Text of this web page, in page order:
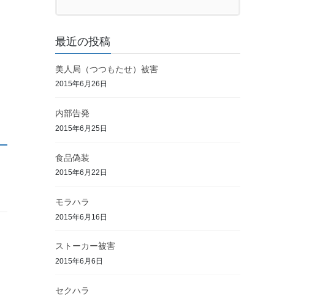
最近の投稿
美人局（つつもたせ）被害
2015年6月26日
内部告発
2015年6月25日
食品偽装
2015年6月22日
モラハラ
2015年6月16日
ストーカー被害
2015年6月6日
セクハラ